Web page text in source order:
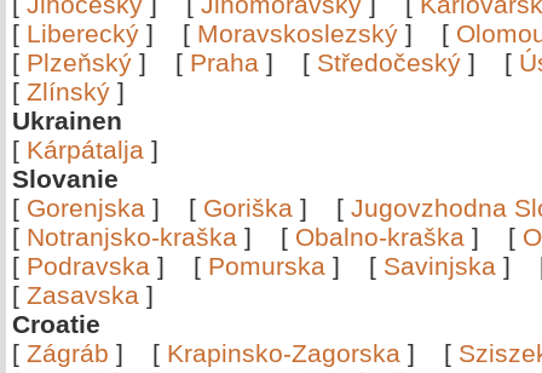
[ Liberecký ] [ Moravskoslezský ] [
[ Plzeňský ] [ Praha ] [ Středočeský ] [
[ Zlínský ]
Ukrainen
[ Kárpátalja ]
Slovanie
[ Gorenjska ] [ Goriška ] [ Jugovzhodna
[ Notranjsko-kraška ] [ Obalno-kraška ] [
[ Podravska ] [ Pomurska ] [ Savinjska ]
[ Zasavska ]
Croatie
[ Zágráb ] [ Krapinsko-Zagorska ] [